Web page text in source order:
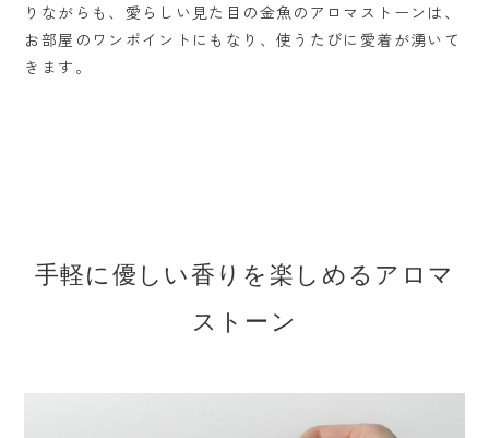
りながらも、愛らしい見た目の金魚のアロマストーンは、
お部屋のワンポイントにもなり、使うたびに愛着が湧いて
きます。
手軽に優しい香りを楽しめるアロマ
ストーン